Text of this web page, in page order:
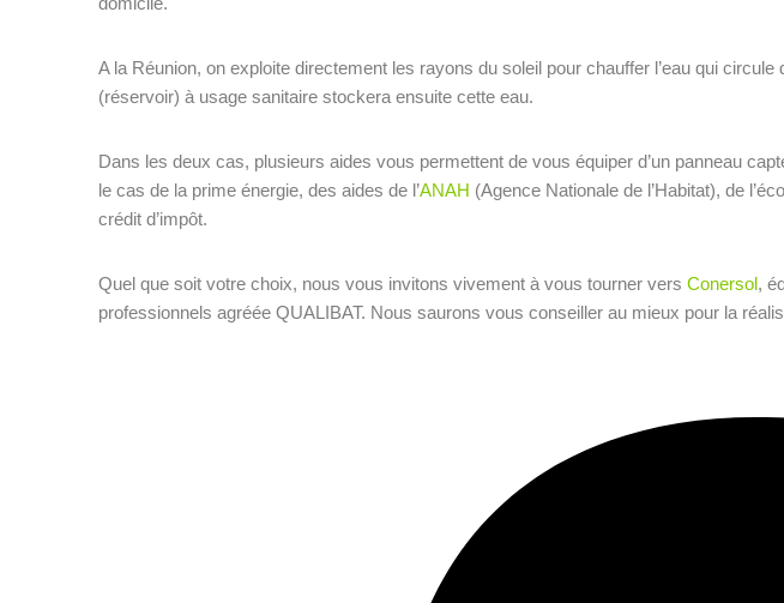
A la Réunion, on exploite directement les rayons du soleil pour chauffer l’eau qui
(réservoir) à usage sanitaire stockera ensuite cette eau.
Dans les deux cas, plusieurs aides vous permettent de vous équiper d’un panneau
le cas de la prime énergie, des aides de l’ANAH (Agence Nationale de l’Habitat), de
crédit d’impôt.
Quel que soit votre choix, nous vous invitons vivement à vous tourner vers Conersol,
professionnels agréée QUALIBAT. Nous saurons vous conseiller au mieux pour la